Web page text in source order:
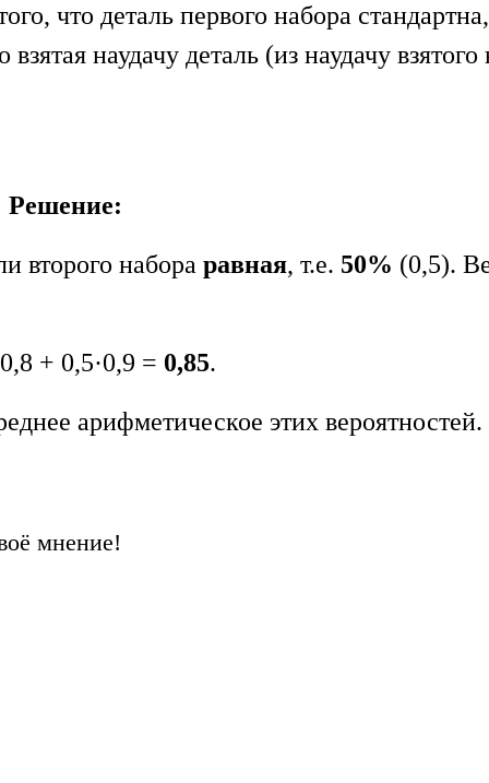
что деталь первого набора
наудачу деталь (из наудачу
Решение:
второго набора равная, т.е. 50% (0,5).
+ 0,5·0,9 = 0,85.
арифметическое этих вероятностей.
мнение!